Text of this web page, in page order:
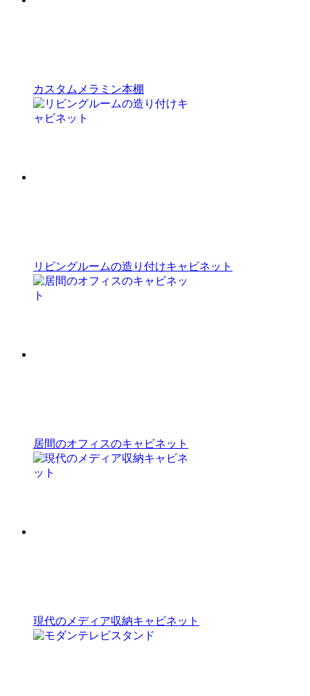
カスタムメラミン本棚
リビングルームの造り付けキャビネット
居間のオフィスのキャビネット
現代のメディア収納キャビネット